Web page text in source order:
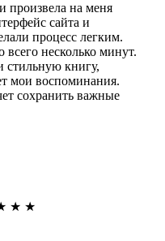
произвела на меня
сайта и
процесс легким.
всего несколько минут.
стильную книгу,
мои воспоминания.
сохранить важные
★ ★